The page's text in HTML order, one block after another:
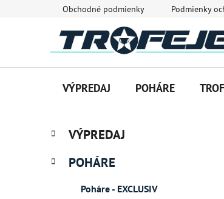
Obchodné podmienky Podmienky
VÝPREDAJ POHÁRE
B
č
Preskočiť
kategórie
K
a
e
VÝPREDAJ
POHÁRE
Poháre - EXCLUSIV